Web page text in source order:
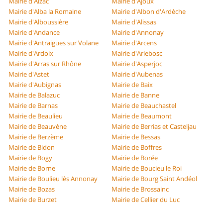
Mairie d'Alba la Romaine
Mairie d'Albon d'Ardèche
Mairie d'Alboussière
Mairie d'Alissas
Mairie d'Andance
Mairie d'Annonay
Mairie d'Antraigues sur Volane
Mairie d'Arcens
Mairie d'Ardoix
Mairie d'Arlebosc
Mairie d'Arras sur Rhône
Mairie d'Asperjoc
Mairie d'Astet
Mairie d'Aubenas
Mairie d'Aubignas
Mairie de Baix
Mairie de Balazuc
Mairie de Banne
Mairie de Barnas
Mairie de Beauchastel
Mairie de Beaulieu
Mairie de Beaumont
Mairie de Beauvène
Mairie de Berrias et Casteljau
Mairie de Berzème
Mairie de Bessas
Mairie de Bidon
Mairie de Boffres
Mairie de Bogy
Mairie de Borée
Mairie de Borne
Mairie de Boucieu le Roi
Mairie de Boulieu lès Annonay
Mairie de Bourg Saint Andéol
Mairie de Bozas
Mairie de Brossainc
Mairie de Burzet
Mairie de Cellier du Luc